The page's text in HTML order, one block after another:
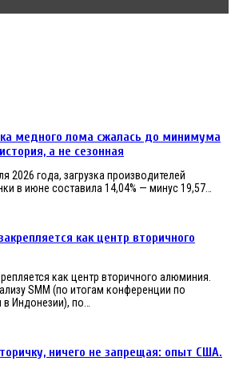
медного лома сжалась до минимума
а не сезонная
2026 года, загрузка производителей
в июне составила 14,04% — минус 19,57…
как центр вторичного
как центр вторичного алюминия.
SMM (по итогам конференции по
Индонезии), по…
ничего не запрещая: опыт США.